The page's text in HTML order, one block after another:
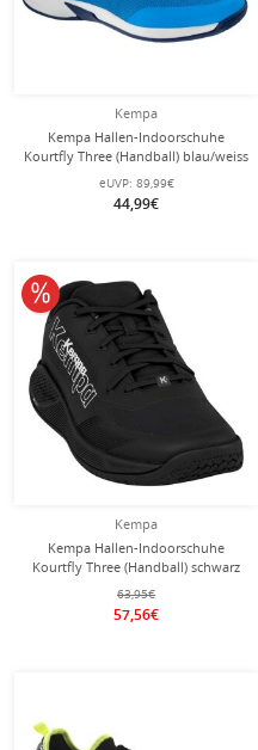
Kempa
Kempa Hallen-Indoorschuhe
Kourtfly Three (Handball) blau/weiss
Herren
eUVP: 89,99€
44,99€
Kempa
Kempa Hallen-Indoorschuhe
Kourtfly Three (Handball) schwarz
Herren
63,95€
57,56€
10% reduziert